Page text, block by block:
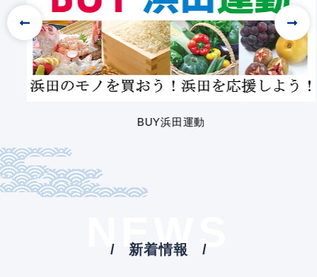
Previou
s
BUY浜田運動
Next
NEWS
新着情報